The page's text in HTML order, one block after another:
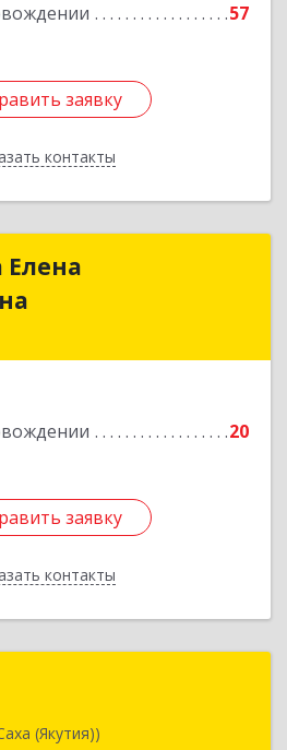
57
заявку
контакты
заявку
Назад
20
заявку
контакты
ИП Данилова Елена
заявку
Назад
(Якутия))
Республика Саха (Якутия), у.